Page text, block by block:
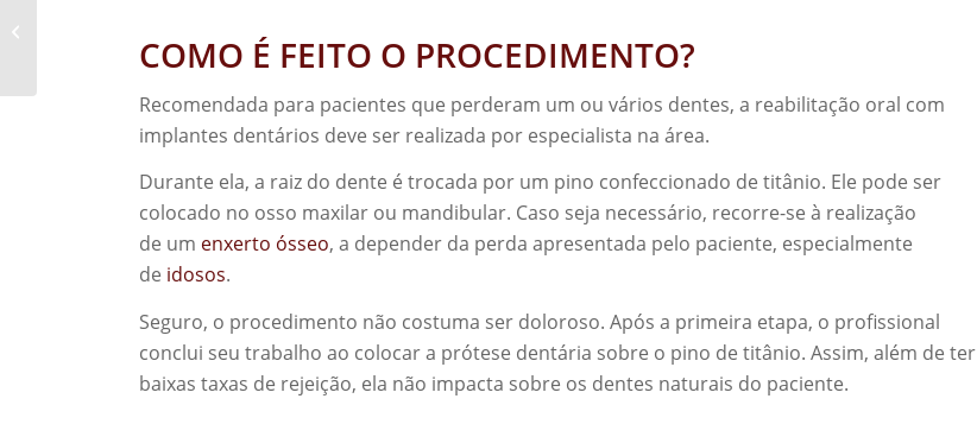
COMO É FEITO O PROCEDIMENTO?
Recomendada para pacientes que perderam um ou vários dentes, a reabilitação oral com
implantes dentários deve ser realizada por especialista na área.
Durante ela, a raiz do dente é trocada por um pino confeccionado de titânio. Ele pode ser
colocado no osso maxilar ou mandibular. Caso seja necessário, recorre-se à realização
de um enxerto ósseo, a depender da perda apresentada pelo paciente, especialmente
de idosos.
Seguro, o procedimento não costuma ser doloroso. Após a primeira etapa, o profissional
conclui seu trabalho ao colocar a prótese dentária sobre o pino de titânio. Assim, além de ter
baixas taxas de rejeição, ela não impacta sobre os dentes naturais do paciente.
mitos e verdades!